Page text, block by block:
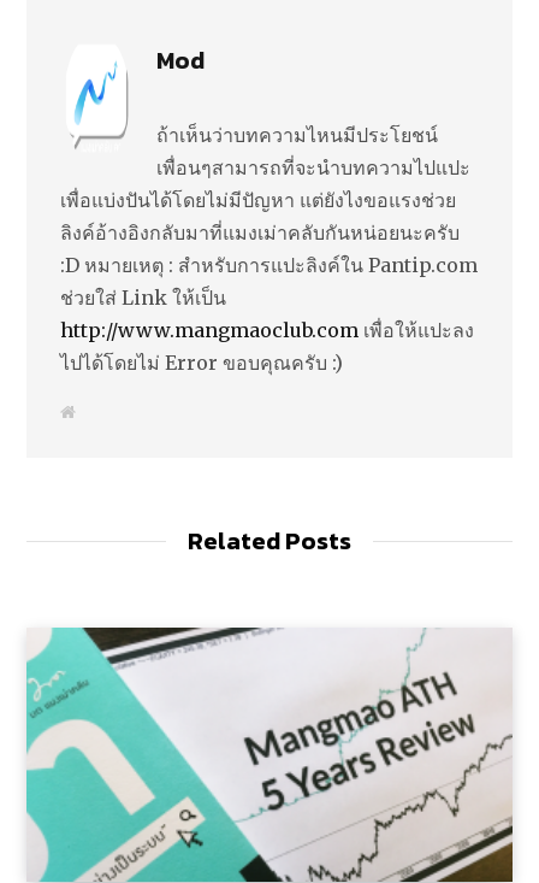
Mod
ถ้าเห็นว่าบทความไหนมีประโยชน์
เพื่อนๆสามารถที่จะนำบทความไปแปะ
เพื่อแบ่งปันได้โดยไม่มีปัญหา แต่ยังไงขอแรงช่วย
ลิงค์อ้างอิงกลับมาที่แมงเม่าคลับกันหน่อยนะครับ
:D หมายเหตุ : สำหรับการแปะลิงค์ใน Pantip.com
ช่วยใส่ Link ให้เป็น
http://www.mangmaoclub.com เพื่อให้แปะลง
ไปได้โดยไม่ Error ขอบคุณครับ :)
Related Posts